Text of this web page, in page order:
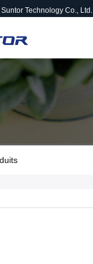
Technology Co., Ltd.